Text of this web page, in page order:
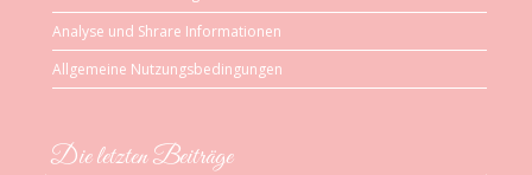
Analyse und Shrare Informationen
Allgemeine Nutzungsbedingungen
Die letzten Beiträge